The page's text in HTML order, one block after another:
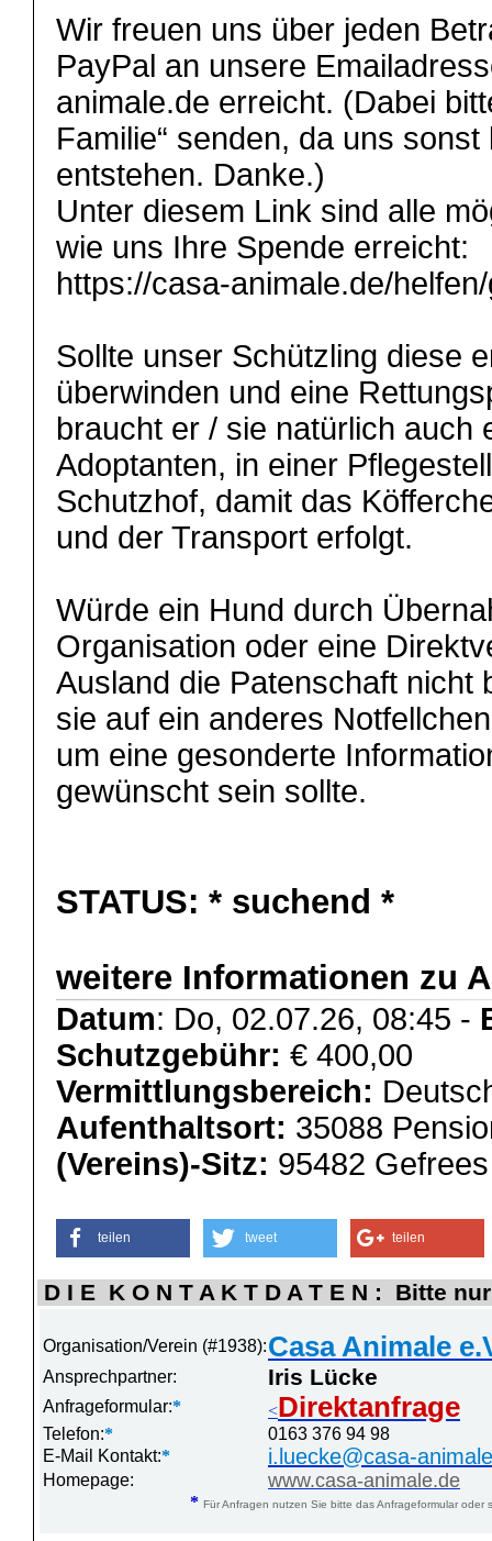
Wir freuen uns über jeden
PayPal an unsere
animale.de erreicht. (Dabei
Familie“ senden, da uns
entstehen. Danke.)
Unter diesem Link sind alle
wie uns Ihre Spende erreicht:
https://casa-animale.de/
Sollte unser Schützling diese
überwinden und eine
braucht er / sie natürlich auch
Adoptanten, in einer
Schutzhof, damit das
und der Transport erfolgt.
Würde ein Hund durch
Organisation oder eine
Ausland die Patenschaft nicht
sie auf ein anderes
um eine gesonderte
gewünscht sein sollte.
STATUS: * suchend *
weitere Informationen zu
Datum: Do, 02.07.26, 08:45 -
Schutzgebühr: € 400,00
Vermittlungsbereich:
Aufenthaltsort: 35088
(Vereins)-Sitz: 95482 Gefrees
teilen tweet teilen
D I E K O N T A K T D A T E N : Bitte
Organisation/Verein (#1938):Casa Animale
Ansprechpartner: Iris Lücke
Anfrageformular:* <Direktanfrage
Telefon:*
0163 376 94 98
E-Mail Kontakt:* i.luecke@casa-
Homepage: www.casa-animale.de
* Für Anfragen nutzen Sie bitte das Anfrageformular